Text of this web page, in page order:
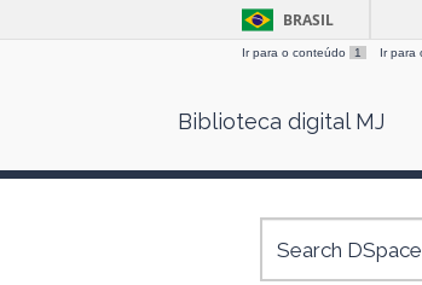
BRASIL
Ir para o conteúdo 1 Ir para
Biblioteca digital MJ